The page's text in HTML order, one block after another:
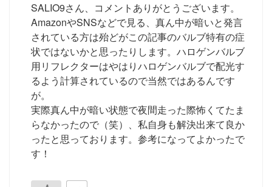
SALIO9さん、コメントありがとうございます。
AmazonやSNSなどで見る、真ん中が暗いと発言
されている方は殆どがこの記事のバルブ特有の症
状ではないかと思ったりします。ハロゲンバルブ
用リフレクターはやはりハロゲンバルブで配光す
るよう計算されているので当然ではあるんです
が。
実際真ん中が暗い状態で夜間走った際怖くてたま
らなかったので（笑）、私自身も解決出来て良か
ったと思っております。参考になってよかったで
す！